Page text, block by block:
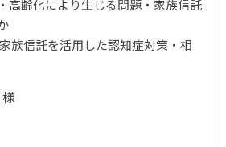
高齢化により生じる問題・家族信託
用した認知症対策・相
様